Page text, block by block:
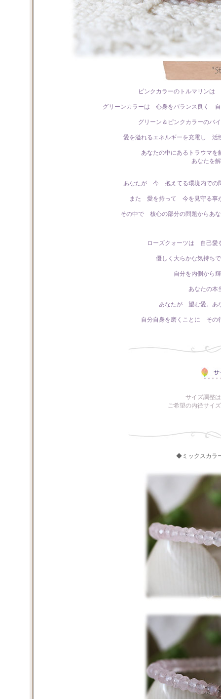
ピンクカラーのトルマリンは
グリーンカラーは 心身をバランス良く
グリーン＆ピンクカラーのバ
愛を溢れるエネルギーを充電し 活
あなたの中にあるトラウマ
あなたを解
あなたが 今 抱えてる環境内での
また 愛を持って 今を見守る事
その中で 核心の部分の問題からあ
ローズクォーツは 自己愛
優しく大らかな気持ち
自分を内側から
あなたの本
あなたが 望む愛。あ
自分自身を磨くことに その
サイズ調整
ご希望の内径サイ
◆ミックスカラ